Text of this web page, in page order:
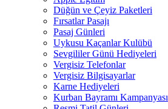
Düğün ve Çeyiz Paketleri
Fırsatlar Pasajı
Pasaj Günleri
Uykusu Kaçanlar Kulübü
Sevgililer Günü Hediyeleri
Vergisiz Telefonlar
Vergisiz Bilgisayarlar
Karne Hediyeleri
Kurban Bayramı Kampanyası